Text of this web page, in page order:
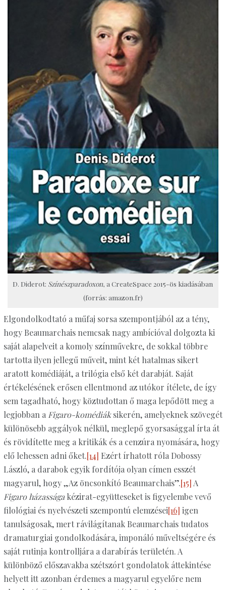
D. Diderot: Színészparadoxon, a CreateSpace 2015-ös kiadásában
(forrás: amazon.fr)
Elgondolkodtató a műfaj sorsa szempontjából az a tény,
hogy Beaumarchais nemcsak nagy ambícióval dolgozta ki
saját alapelveit a komoly színművekre, de sokkal többre
tartotta ilyen jellegű műveit, mint két hatalmas sikert
aratott komédiáját, a trilógia első két darabját. Saját
értékelésének erősen ellentmond az utókor ítélete, de így
sem tagadható, hogy köztudottan ő maga lepődött meg a
legjobban a Figaro-komédiáksikerén, amelyeknek szövegét
különösebb aggályok nélkül, meglepő gyorsasággal írta át
és rövidítette meg a kritikák és a cenzúra nyomására, hogy
elő lehessen adni őket.[14] Ezért írhatott róla Dobossy
László, a darabok egyik fordítója olyan címen esszét
magyarul, hogy „Az öncsonkító Beaumarchais”.[15] A
Figaro házasságakézirat-együtteseket is figyelembe vevő
filológiai és nyelvészeti szempontú elemzései[16] igen
tanulságosak, mert rávilágítanak Beaumarchais tudatos
dramaturgiai gondolkodására, imponáló műveltségére és
saját rutinja kontrolljára a darabírás területén. A
különböző előszavakba szétszórt gondolatok áttekintése
helyett itt azonban érdemes a magyarul egyelőre nem